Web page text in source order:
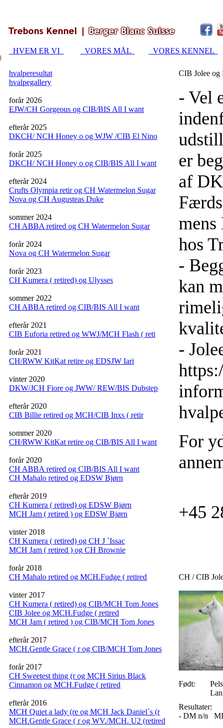
HVEM ER VI VORES MÅL VORES KENNEL
hvalperesultat
hvalpegallery
forår 2026
EJW/CH Gorgeous og CIB/BIS All I want
efterår 2025
DKCH/ NCH Honey o og WJW /CIB El Nino
forår 2025
DKCH/ NCH Honey o og CIB/BIS All I want
efterår 2024
Crufts Olympia retir og CH Watermelon Sugar
Nova og CH Augusteas Duke
sommer 2024
CH ABBA retired og CH Watermelon Sugar
forår 2024
Nova og CH Watermelon Sugar
forår 2023
CH Kumera ( retired) og Ulysses
sommer 2022
CH ABBA retired og CIB/BIS All I want
efterår 2021
CIB Euforia retired og WWJ/MCH Flash ( reti
forår 2021
CH/RWW KitKat retire og EDSJW Iari
vinter 2020
DKW/JCH Fiore og JWW/ REW/BIS Dubstep
efterår 2020
CIB Billie retired og MCH/CIB Inxs ( retir
sommer 2020
CH/RWW KitKat retire og CIB/BIS All I want
forår 2020
CH ABBA retired og CIB/BIS All I want
CH Mahalo retired og EDSW Bjørn
efterår 2019
CH Kumera ( retired) og EDSW Bjørn
MCH Jam ( retired ) og EDSW Bjørn
vinter 2018
CH Kumera ( retired) og CH J `Issac
MCH Jam ( retired ) og CH Brownie
forår 2018
CH Mahalo retired og MCH.Fudge ( retired
vinter 2017
CH Kumera ( retired) og CIB/MCH Tom Jones
CIB Jolee og MCH.Fudge ( retired
MCH Jam ( retired ) og CIB/MCH Tom Jones
efterår 2017
MCH.Gentle Grace ( r og CIB/MCH Tom Jones
forår 2017
CH Sweetest thing (r og MCH Sirius Black
Cinnamon og MCH.Fudge ( retired
efterår 2016
MCH Quiet a lady (re og MCH Jack Daniel`s (r
MCH.Gentle Grace ( r og WV./MCH. U2 (retired
CIB Jolee og
- Vel
er
af
mens
hos
-
kan
-
For
+45
CH / CIB
Født:
Resultater:
- DM n/n